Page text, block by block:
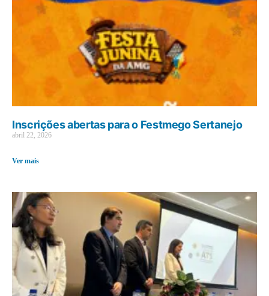
Inscrições abertas para o Festmego Sertanejo
abril 22, 2026
Ver mais